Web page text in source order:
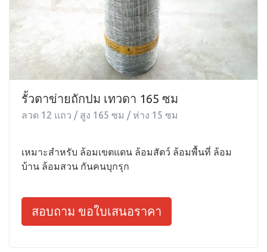
รั้วตาข่ายถักปม เทวดา 165 ซม
ลวด 12 แถว / สูง 165 ซม / ห่าง 15 ซม
เหมาะสำหรับ ล้อมเขตแดน ล้อมสัตว์ ล้อมพื้นที่ ล้อม
บ้าน ล้อมสวน กันคนบุกรุก
สอบถาม ขอใบเสนอราคา